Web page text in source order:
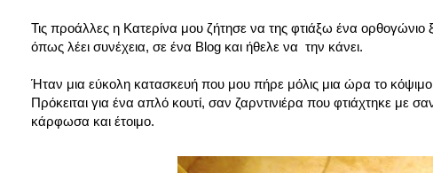
Τις προάλλες η Κατερίνα μου ζήτησε να της φτιάξω ένα ορθογώνιο
όπως λέει συνέχεια, σε ένα Blog και ήθελε να την κάνει.
Ήταν μια εύκολη κατασκευή που μου πήρε μόλις μια ώρα το
Πρόκειται για ένα απλό κουτί, σαν ζαρντινιέρα που φτιάχτηκε με
κάρφωσα και έτοιμο.